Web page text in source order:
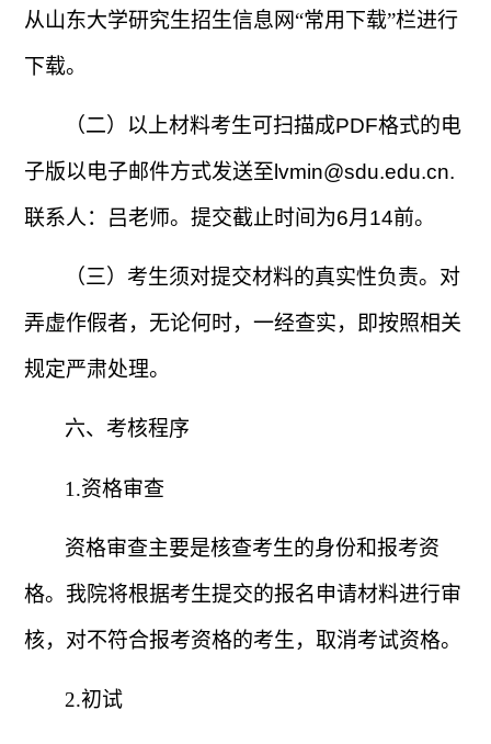
从山东大学研究生招生信息网“常用下载”栏进行
下载。
（二）以上材料考生可扫描成PDF格式的电
子版以电子邮件方式发送至lvmin@sdu.edu.cn.
联系人：吕老师。提交截止时间为6月 14前。
（三）考生须对提交材料的真实性负责。对
弄虚作假者，无论何时，一经查实，即按照相关
规定严肃处理。
六、考核程序
1.资格审查
资格审查主要是核查考生的身份和报考资
格。我院将根据考生提交的报名申请材料进行审
核，对不符合报考资格的考生，取消考试资格。
2.初试